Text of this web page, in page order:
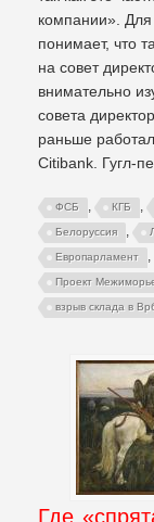
компании». Для
понимает, что
на совет
внимательно
совета
раньше
Citibank. Гугл-
ФСБ , КГБ ,
Белоруссия ,
Европарламент ,
Проект
взрыв склада в
Где